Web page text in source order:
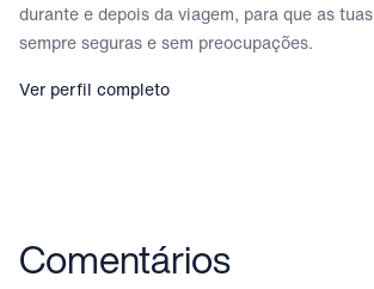
durante e depois da viagem, para que as
sempre seguras e sem preocupações.
Ver perfil completo
Comentários